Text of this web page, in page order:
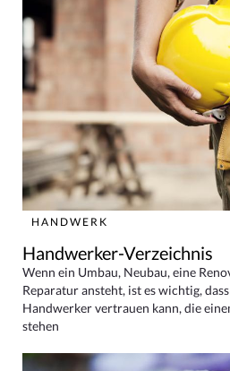
HANDWERK
Handwerker-Verzeichnis
Wenn ein Umbau, Neubau, eine
Reparatur ansteht, ist es wichtig,
Handwerker vertrauen kann, die
stehen